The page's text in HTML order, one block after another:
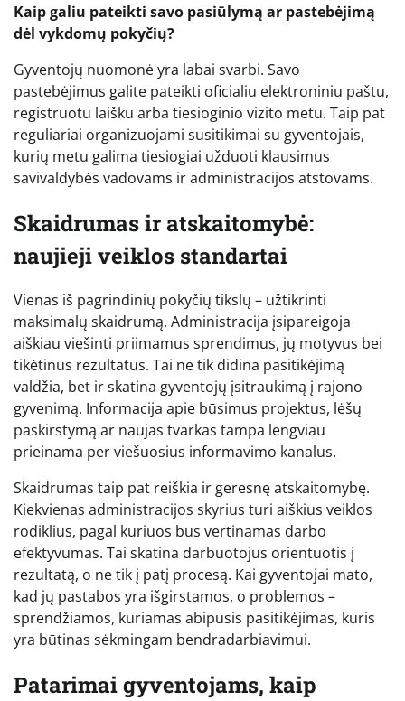
Kaip galiu pateikti savo pasiūlymą ar pastebėjimą
dėl vykdomų pokyčių?
Gyventojų nuomonė yra labai svarbi. Savo
pastebėjimus galite pateikti oficialiu elektroniniu paštu,
registruotu laišku arba tiesioginio vizito metu. Taip pat
reguliariai organizuojami susitikimai su gyventojais,
kurių metu galima tiesiogiai užduoti klausimus
savivaldybės vadovams ir administracijos atstovams.
Skaidrumas ir atskaitomybė:
naujieji veiklos standartai
Vienas iš pagrindinių pokyčių tikslų – užtikrinti
maksimalų skaidrumą. Administracija įsipareigoja
aiškiau viešinti priimamus sprendimus, jų motyvus bei
tikėtinus rezultatus. Tai ne tik didina pasitikėjimą
valdžia, bet ir skatina gyventojų įsitraukimą į rajono
gyvenimą. Informacija apie būsimus projektus, lėšų
paskirstymą ar naujas tvarkas tampa lengviau
prieinama per viešuosius informavimo kanalus.
Skaidrumas taip pat reiškia ir geresnę atskaitomybę.
Kiekvienas administracijos skyrius turi aiškius veiklos
rodiklius, pagal kuriuos bus vertinamas darbo
efektyvumas. Tai skatina darbuotojus orientuotis į
rezultatą, o ne tik į patį procesą. Kai gyventojai mato,
kad jų pastabos yra išgirstamos, o problemos –
sprendžiamos, kuriamas abipusis pasitikėjimas, kuris
yra būtinas sėkmingam bendradarbiavimui.
Patarimai gyventojams, kaip